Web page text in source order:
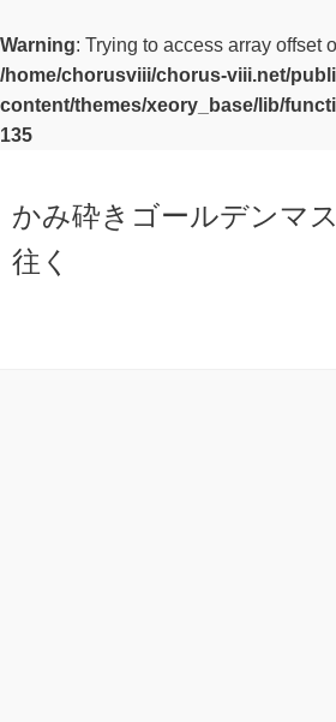
Warning: Trying to access array offset
/home/chorusviii/chorus-viii.net/
content/themes/xeory_base/lib/
135
かみ砕きゴールデンマ
往く